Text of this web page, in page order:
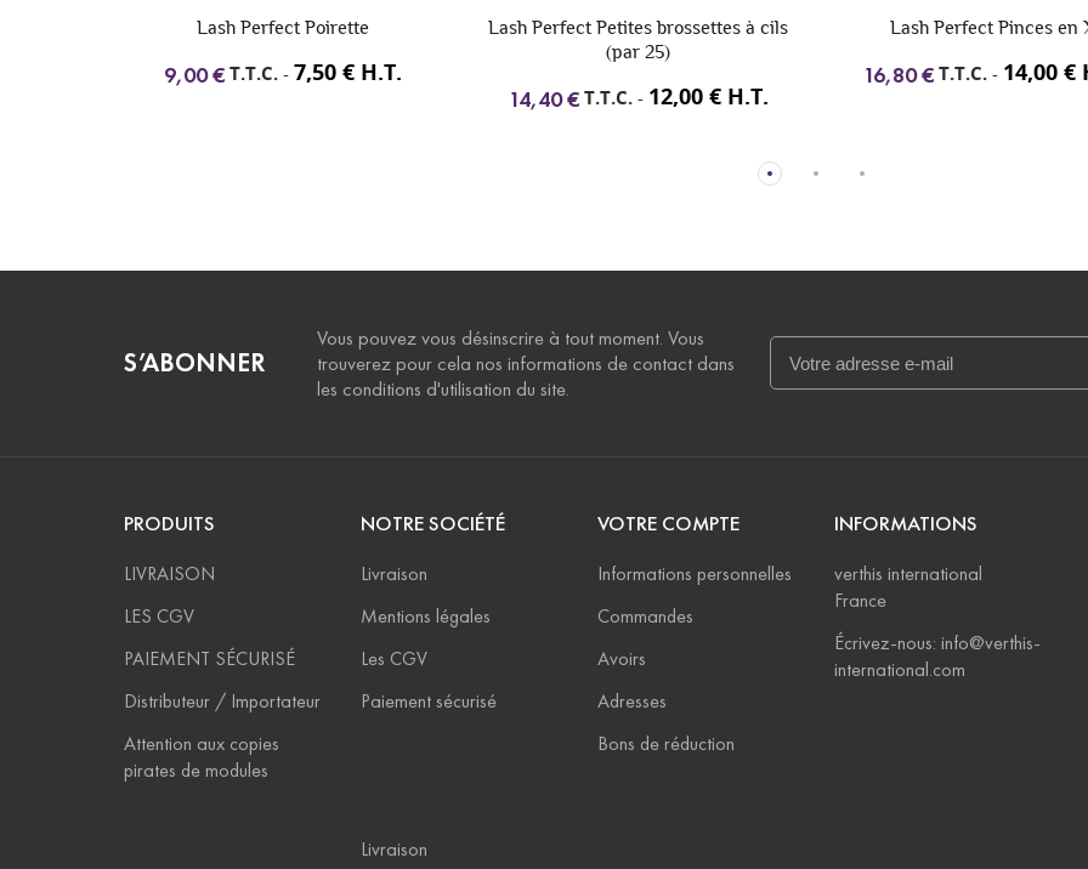
Lash Perfect Poirette
9,00 € T.T.C. -7,50 € H.T.
Lash Perfect Petites brossettes à cils
(par 25)
14,40 € T.T.C.- 12,00 € H.T.
Lash Perfect Pinces en
16,80 € T.T.C. - 14,00 €
S’ABONNER
Vous pouvez vous désinscrire à tout moment. Vous
trouverez pour cela nos informations de contact dans
les conditions d'utilisation du site.
PRODUITS
LIVRAISON
LES CGV
PAIEMENT SÉCURISÉ
Distributeur / Importateur
Attention aux copies
pirates de modules
NOTRE SOCIÉTÉ
Livraison
Mentions légales
Les CGV
Paiement sécurisé
Livraison
VOTRE COMPTE
Informations personnelles
Commandes
Avoirs
Adresses
Bons de réduction
INFORMATIONS
verthis international
France
Écrivez-nous: info@verthis-
international.com